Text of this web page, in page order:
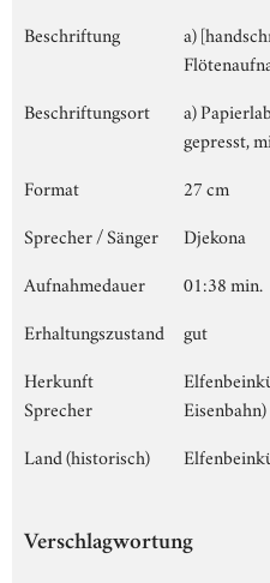
Beschriftung
a)
Beschriftungsort
a)
gepresst,
Format
27 cm
Sprecher / Sänger
Djekona
Aufnahmedauer
01:38 min.
Erhaltungszustand
gut
Herkunft
Sprecher
Eisenbahn)
Land (historisch)
Verschlagwortung